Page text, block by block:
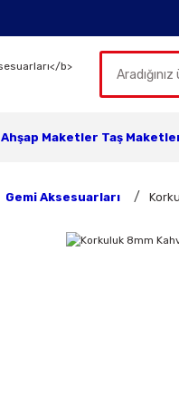
Ahşap Maketler Taş
Gemi Aksesuarları